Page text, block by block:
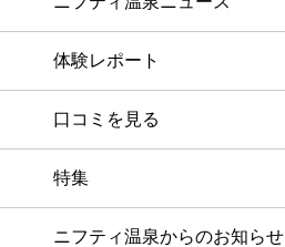
体験レポート
口コミを見る
特集
ニフティ温泉からのお知らせ